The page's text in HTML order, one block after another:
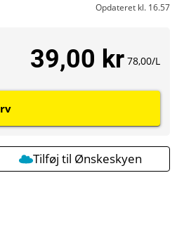
Opdateret kl. 16.57
39,00 kr 78,00/L
Tilføj til Ønskeskyen